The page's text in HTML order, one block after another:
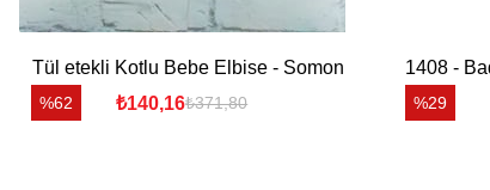
Tül etekli Kotlu Bebe Elbise - Somon
₺140,16₺371,80
%62 %29